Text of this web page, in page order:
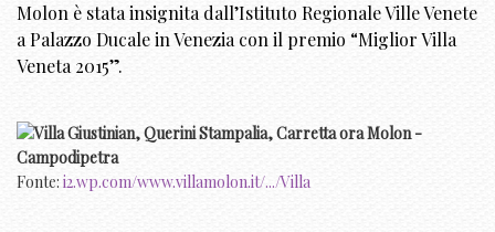
Molon è stata insignita dall’Istituto Regionale Ville Venete
a Palazzo Ducale in Venezia con il premio “Miglior Villa
Veneta 2015”.
Fonte: i2.wp.com/www.villamolon.it/.../Villa